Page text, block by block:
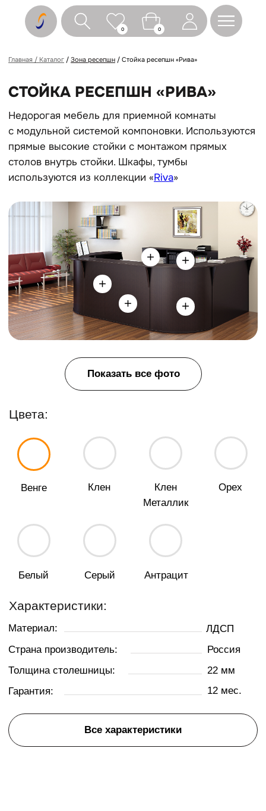
0 0
СТОЙКА РЕСЕПШН «РИВА»
Недорогая мебель для приемной комнаты
с модульной системой компоновки. Используются
столов внутрь стойки. Шкафы, тумбы
используются из коллекции «
Riva
Цвета:
Показать все фото
Россия
Страна производитель:
Материал: ЛДСП
Гарантия:
Металлик
Белый
ХАРАКТЕРИСТИКИ